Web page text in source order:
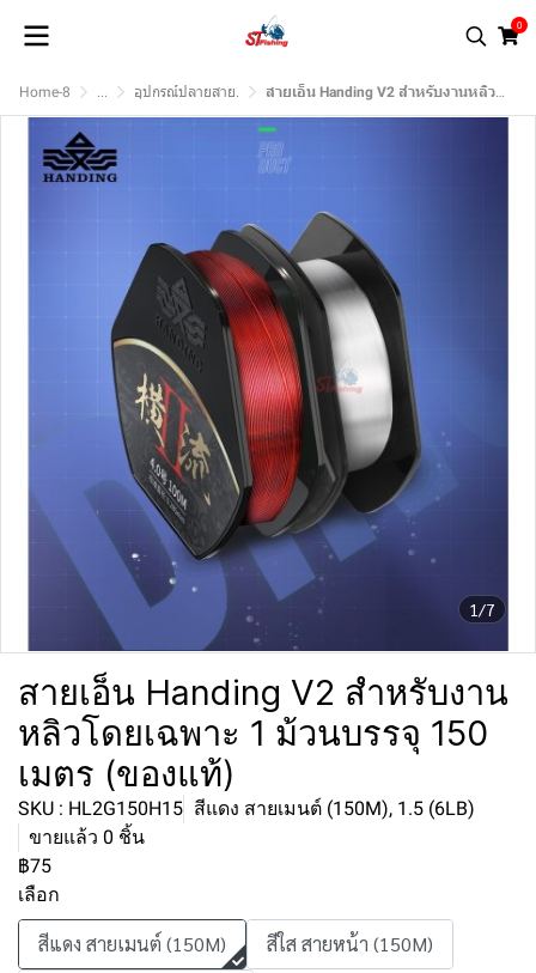
0
Home-8 ... อุปกรณ์ปลายสาย. สายเอ็น Handing V2 สำหรับงานหลิวโดยเฉพาะ 1 ม้วนบรรจุ 150 เมตร (ของแท้)
1/7
สายเอ็น Handing V2 สำหรับงาน
หลิวโดยเฉพาะ 1 ม้วนบรรจุ 150
เมตร (ของแท้)
SKU : HL2G150H15 สีแดง สายเมนต์ (150M), 1.5 (6LB)
ขายแล้ว 0 ชิ้น
฿75
เลือก
สีแดง สายเมนต์ (150M)
สีใส สายหน้า (150M)